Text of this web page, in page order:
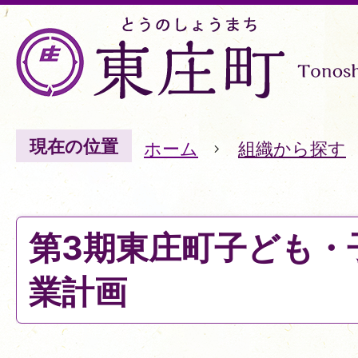
現在の位置 ホーム 組織から探す
第3期東庄町子ども・
業計画